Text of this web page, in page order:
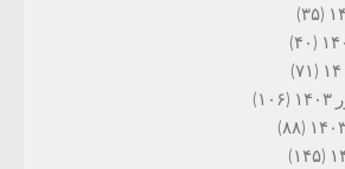
(۳۵)
(۴۰)
(۷۱)
(۱۰۶)
(۸۸)
(۱۴۵)